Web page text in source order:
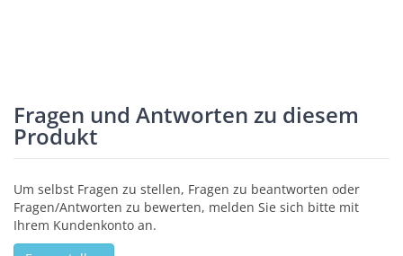
Fragen und Antworten zu diesem
Produkt
Um selbst Fragen zu stellen, Fragen zu beantworten oder
Fragen/Antworten zu bewerten, melden Sie sich bitte mit
Ihrem Kundenkonto an.